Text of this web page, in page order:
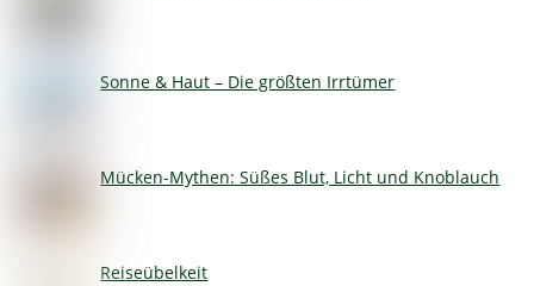
Sonne & Haut – Die größten Irrtümer
Mücken-Mythen: Süßes Blut, Licht und Knoblauch
Reiseübelkeit